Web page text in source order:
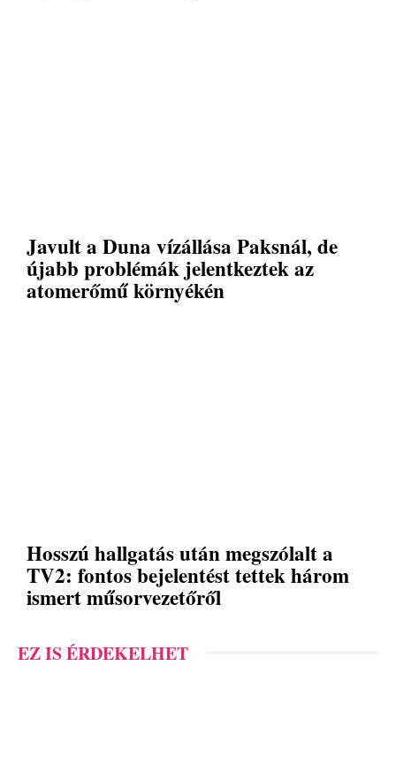
Javult a Duna vízállása Paksnál, de
újabb problémák jelentkeztek az
atomerőmű környékén
Hosszú hallgatás után megszólalt a
TV2: fontos bejelentést tettek három
ismert műsorvezetőről
EZ IS ÉRDEKELHET